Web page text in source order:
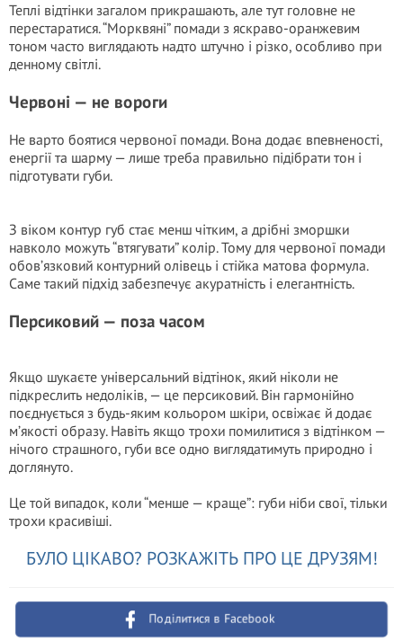
Теплі відтінки загалом прикрашають, але тут головне не
перестаратися. “Морквяні” помади з яскраво-оранжевим
тоном часто виглядають надто штучно і різко, особливо при
денному світлі.
Червоні — не вороги
Не варто боятися червоної помади. Вона додає впевненості,
енергії та шарму — лише треба правильно підібрати тон і
підготувати губи.
З віком контур губ стає менш чітким, а дрібні зморшки
навколо можуть “втягувати” колір. Тому для червоної помади
обов’язковий контурний олівець і стійка матова формула.
Саме такий підхід забезпечує акуратність і елегантність.
Персиковий — поза часом
Якщо шукаєте універсальний відтінок, який ніколи не
підкреслить недоліків, — це персиковий. Він гармонійно
поєднується з будь-яким кольором шкіри, освіжає й додає
м’якості образу. Навіть якщо трохи помилитися з відтінком —
нічого страшного, губи все одно виглядатимуть природно і
доглянуто.
Це той випадок, коли “менше — краще”: губи ніби свої, тільки
трохи красивіші.
БУЛО ЦІКАВО? РОЗКАЖІТЬ ПРО ЦЕ ДРУЗЯМ!
Поділитися в Facebook